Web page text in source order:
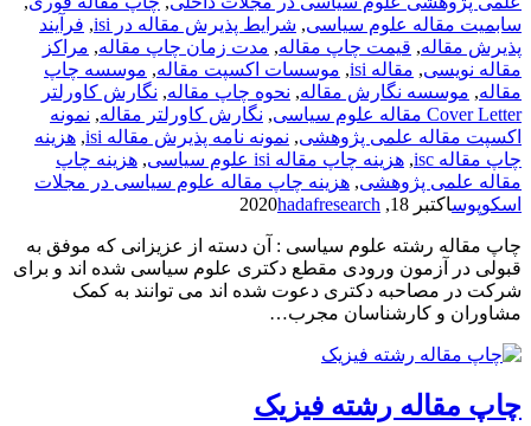
سابمیت مقاله علوم سیاسی, شرایط پذیرش مقاله در isi , فرآیند
پذیرش مقاله, قیمت چاپ مقاله, مدت زمان چاپ مقاله, مراکز
مقاله نویسی, مقاله isi , موسسات اکسپت مقاله, موسسه چاپ
مقاله, موسسه نگارش مقاله, نحوه چاپ مقاله, نگارش کاورلتر
Cover Letter مقاله علوم سیاسی
, نگارش کاورلتر مقاله, نمونه
اکسپت مقاله علمی پژوهشی, نمونه نامه پذیرش مقاله isi , هزینه
چاپ مقاله isc
, هزینه چاپ مقاله isi علوم سیاسی , هزینه چاپ
مقاله علمی پژوهشی, هزینه چاپ مقاله علوم سیاسی در مجلات
اسکوپوساکتبر 18, 2020 hadafresearch
چاپ مقاله رشته علوم سیاسی : آن دسته از عزیزانی که موفق به
قبولی در آزمون ورودی مقطع دکتری علوم سیاسی شده اند و برای
شرکت در مصاحبه دکتری دعوت شده اند می توانند به کمک
مشاوران و کارشناسان مجرب…
چاپ مقاله رشته فیزیک